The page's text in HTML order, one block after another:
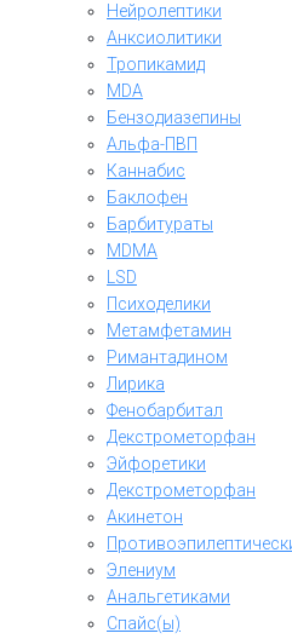
Нейролептики
Анксиолитики
Тропикамид
MDA
Бензодиазепины
Альфа-ПВП
Каннабис
Баклофен
Барбитураты
MDMA
LSD
Психоделики
Метамфетамин
Римантадином
Лирика
Фенобарбитал
Декстрометорфан
Эйфоретики
Декстрометорфан
Акинетон
Элениум
Анальгетиками
Спайс(ы)